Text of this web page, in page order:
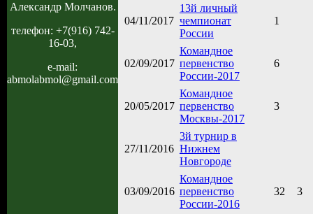
Александр Молчанов.
телефон: +7(916) 742-
16-03,
e-mail:
abmolabmol@gmail.com
04/11/2017
13й личный
чемпионат
России
1
02/09/2017
Командное
первенство
России-2017
6
20/05/2017
Командное
первенство
Москвы-2017
3
27/11/2016
3й турнир в
Нижнем
Новгороде
03/09/2016
Командное
первенство
России-2016
32 3